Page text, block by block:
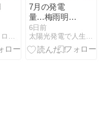
TAROのマイクロソーラー備忘録
7月の発電
量…梅雨明け
したの
に・・・(>_
6日前
太陽光発電で人生を楽しむ！？〜茨城県・脱サラ編〜